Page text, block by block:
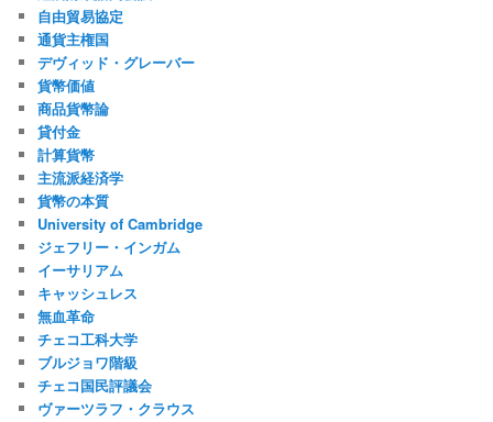
自由貿易協定
通貨主権国
デヴィッド・グレーバー
貨幣価値
商品貨幣論
貸付金
計算貨幣
主流派経済学
貨幣の本質
University of Cambridge
ジェフリー・インガム
イーサリアム
キャッシュレス
無血革命
チェコ工科大学
ブルジョワ階級
チェコ国民評議会
ヴァーツラフ・クラウス